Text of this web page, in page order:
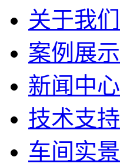
关于我们
案例展示
新闻中心
技术支持
车间实景